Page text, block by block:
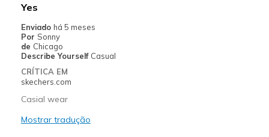
View On Shoes
Yes
Enviado há 5 meses
Por Sonny
de Chicago
Describe Yourself Casual
CRÍTICA EM
skechers.com
Casial wear
Mostrar tradução